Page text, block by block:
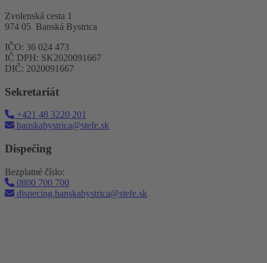
Zvolenská cesta 1
974 05 Banská Bystrica
IČO: 36 024 473
IČ DPH: SK2020091667
DIČ: 2020091667
Sekretariát
+421 48 3220 201
banskabystrica@stefe.sk
Dispečing
Bezplatné číslo:
0800 700 700
dispecing.banskabystrica@stefe.sk